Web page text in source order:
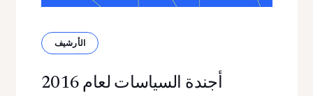
الأرشيف
أجندة السياسات لعام 2016